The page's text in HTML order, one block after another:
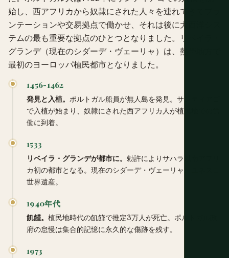
始し、西アフリカから奴隷にされた人々を連れてきてプラ
ンテーションや交易拠点で働かせ、それは後に大西洋シス
テムの最も重要な拠点のひとつとなりました。リベイラ・
グランデ（現在のシダーデ・ヴェーリャ）は、熱帯地方で
最初のヨーロッパ植民都市となりました。
1456-1462
発見と入植。 ポルトガル船員が無人島を発見。サンティアゴ
で入植が始まり、奴隷にされた西アフリカ人が植民地での労
働に到着。
1533
リベイラ・グランデが都市に。 勅許によりサハラ以南アフリ
カ初の都市となる。現在のシダーデ・ヴェーリャ、ユネスコ
世界遺産。
1940年代
飢饉。 植民地時代の飢饉で推定3万人が死亡。ポルトガル政
府の怠慢は集合的記憶に永久的な傷跡を残す。
1973